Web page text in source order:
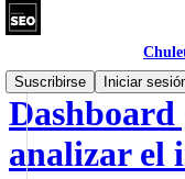
Suscribirse
Iniciar
analizar el